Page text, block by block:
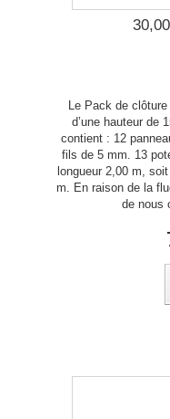
Le Pack de
d’une hauteur de
contient : 12
fils de 5 mm. 13
longueur 2,00 m,
m. En raison de la
de nous